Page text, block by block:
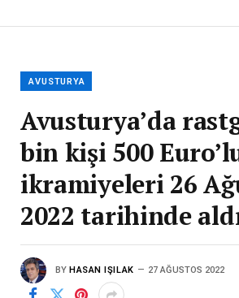
AVUSTURYA
Avusturya’da
bin kişi 500
ikramiyeleri 26
2022 tarihinde
BY HASAN IŞILAK 27 AĞUSTOS 2022